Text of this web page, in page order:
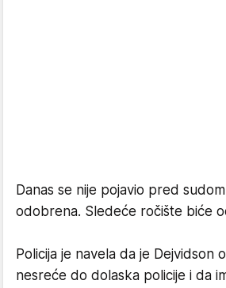
Danas se nije pojavio pred
odobrena. Sledeće ročište biće
Policija je navela da je Dejvidson
nesreće do dolaska policije i da